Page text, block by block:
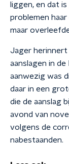
liggen, en dat
problemen
maar
Jager herinnert
aanslagen in
aanwezig was
daar in een
die de aanslag
avond van
volgens de
nabestaanden.